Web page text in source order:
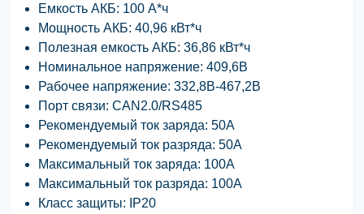
Емкость АКБ: 100 А*ч
Мощность АКБ: 40,96 кВт*ч
Полезная емкость АКБ: 36,86 кВт*ч
Номинальное напряжение: 409,6В
Рабочее напряжение: 332,8В-467,2В
Порт связи: CAN2.0/RS485
Рекомендуемый ток заряда: 50А
Рекомендуемый ток разряда: 50А
Максимальный ток заряда: 100А
Максимальный ток разряда: 100А
Класс защиты: IP20